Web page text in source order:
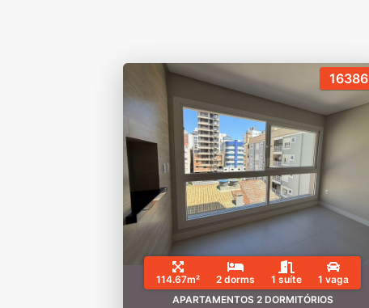
16386
114.67m² 2 dorms 1 suíte
1 vaga
APARTAMENTOS 2 DORMITÓRIOS